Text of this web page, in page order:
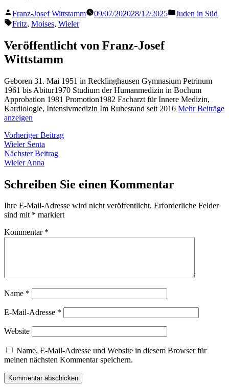
Veröffentlicht
von
Franz-Josef Wittstamm 09/07/202028/12/2025
Veröffentlicht
Juden in Süd
Schlagwörter:
Fritz, Moises, Wieler
Veröffentlicht von Franz-Josef
Wittstamm
Geboren 31. Mai 1951 in Recklinghausen Gymnasium Petrinum
1961 bis Abitur1970 Studium der Humanmedizin in Bochum
Approbation 1981 Promotion1982 Facharzt für Innere Medizin,
Kardiologie, Intensivmedizin Im Ruhestand seit 2016 Mehr Beiträge
anzeigen
Beitragsnavigation
Vorheriger BeitragVorheriger
Wieler Senta
Nächster BeitragNächster
Wieler Anna
Schreiben Sie einen Kommentar
Ihre E-Mail-Adresse wird nicht veröffentlicht. Erforderliche Felder
sind mit * markiert
Kommentar *
Name *
E-Mail-Adresse *
Website
Name, E-Mail-Adresse und Website in diesem Browser für
meinen nächsten Kommentar speichern.